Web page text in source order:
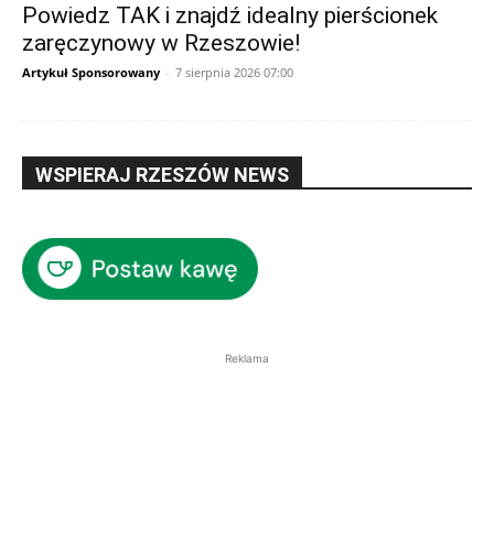
Powiedz TAK i znajdź idealny pierścionek
zaręczynowy w Rzeszowie!
Artykuł Sponsorowany - 7 sierpnia 2026 07:00
WSPIERAJ RZESZÓW NEWS
Reklama